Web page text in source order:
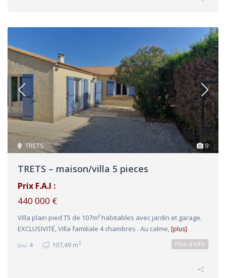
9
TRETS
TRETS – maison/villa 5 pieces
Prix F.A.I :
440 000 €
Villa plain pied T5 de 107m² habitables avec jardin et garage.
EXCLUSIVITÉ, Villa familiale 4 chambres . Au calme, [plus]
4 107,49 m2 Plus d'info